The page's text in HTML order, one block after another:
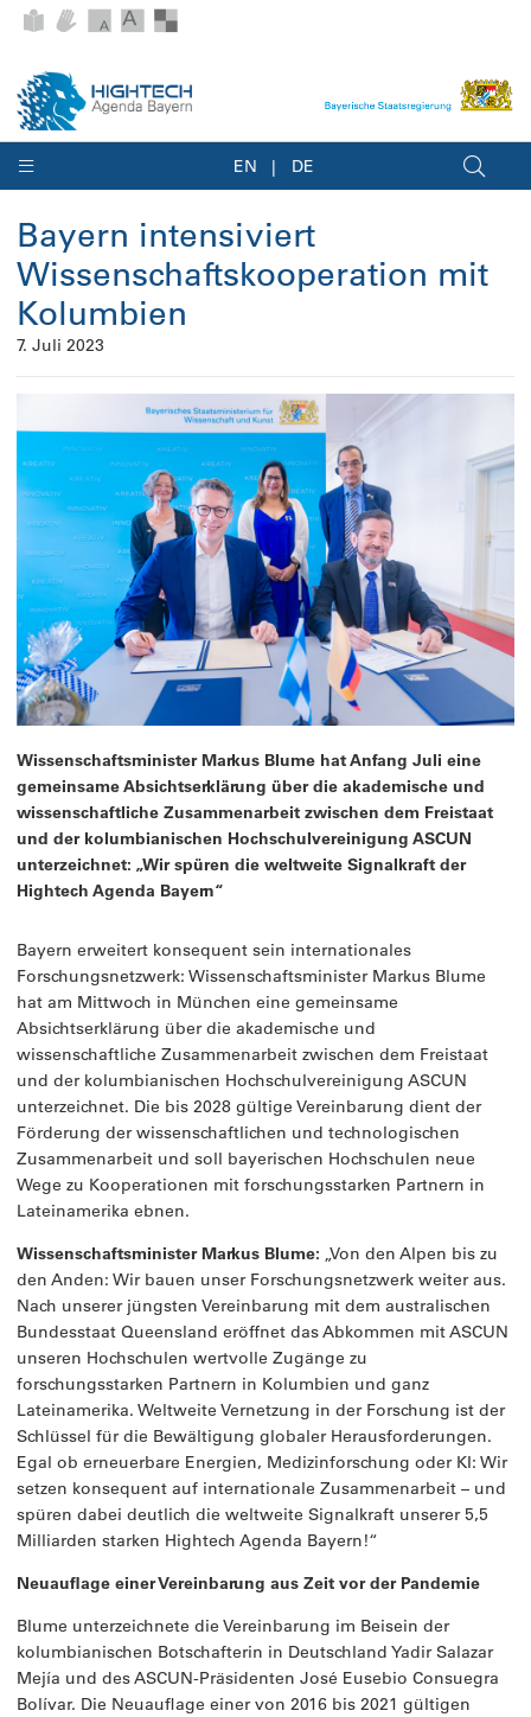
EN DE
Bayern intensiviert
Wissenschaftskooperation mit
Kolumbien
7. Juli 2023
Wissenschaftsminister Markus Blume hat Anfang Juli eine
gemeinsame Absichtserklärung über die akademische und
wissenschaftliche Zusammenarbeit zwischen dem Freistaat
und der kolumbianischen Hochschulvereinigung ASCUN
unterzeichnet: „Wir spüren die weltweite Signalkraft der
Hightech Agenda Bayern“
Bayern erweitert konsequent sein internationales
Forschungsnetzwerk: Wissenschaftsminister Markus Blume
hat am Mittwoch in München eine gemeinsame
Absichtserklärung über die akademische und
wissenschaftliche Zusammenarbeit zwischen dem Freistaat
und der kolumbianischen Hochschulvereinigung ASCUN
unterzeichnet. Die bis 2028 gültige Vereinbarung dient der
Förderung der wissenschaftlichen und technologischen
Zusammenarbeit und soll bayerischen Hochschulen neue
Wege zu Kooperationen mit forschungsstarken Partnern in
Lateinamerika ebnen.
Wissenschaftsminister Markus Blume: „Von den Alpen bis zu
den Anden: Wir bauen unser Forschungsnetzwerk weiter aus.
Nach unserer jüngsten Vereinbarung mit dem australischen
Bundesstaat Queensland eröffnet das Abkommen mit ASCUN
unseren Hochschulen wertvolle Zugänge zu
forschungsstarken Partnern in Kolumbien und ganz
Lateinamerika. Weltweite Vernetzung in der Forschung ist der
Schlüssel für die Bewältigung globaler Herausforderungen.
Egal ob erneuerbare Energien, Medizinforschung oder KI: Wir
setzen konsequent auf internationale Zusammenarbeit – und
spüren dabei deutlich die weltweite Signalkraft unserer 5,5
Milliarden starken Hightech Agenda Bayern!“
Neuauflage einer Vereinbarung aus Zeit vor der Pandemie
Blume unterzeichnete die Vereinbarung im Beisein der
kolumbianischen Botschafterin in Deutschland Yadir Salazar
Mejía und des ASCUN-Präsidenten José Eusebio Consuegra
Bolívar. Die Neuauflage einer von 2016 bis 2021 gültigen